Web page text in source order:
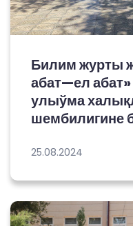
Билим журты
абат—ел
улыўма
шембилигине
25.08.2024